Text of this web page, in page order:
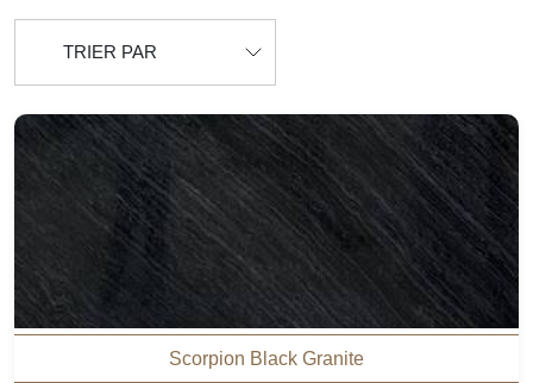
TRIER PAR
Scorpion Black Granite